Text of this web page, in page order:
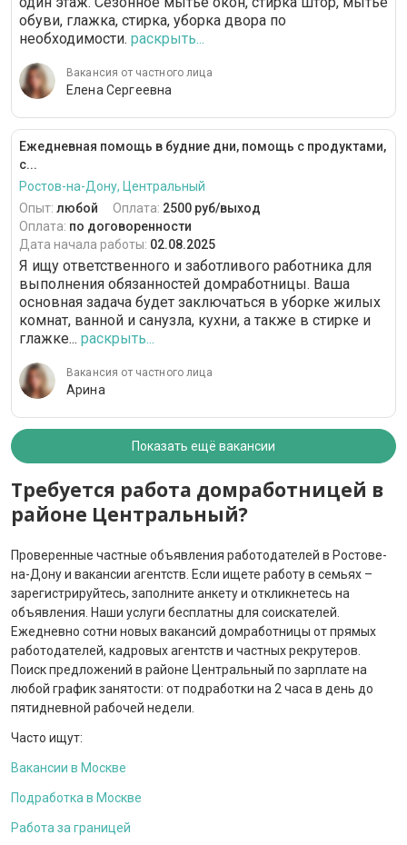
обуви, глажка, стирка, уборка двора по
необходимости. раскрыть...
Вакансия от частного лица
Елена Сергеевна
Ежедневная помощь в будние дни, помощь с продуктами,
с...
Ростов-на-Дону, Центральный
Опыт: любой Оплата: 2500 руб/выход
Оплата: по договоренности
Дата начала работы: 02.08.2025
Я ищу ответственного и заботливого работника для
выполнения обязанностей домработницы. Ваша
основная задача будет заключаться в уборке жилых
комнат, ванной и санузла, кухни, а также в стирке и
глажке... раскрыть...
Вакансия от частного лица
Арина
Показать ещё вакансии
Требуется работа домработницей в
районе Центральный?
Проверенные частные объявления работодателей в Ростове-
на-Дону и вакансии агентств. Если ищете работу в семьях –
зарегистрируйтесь, заполните анкету и откликнетесь на
объявления. Наши услуги бесплатны для соискателей.
Ежедневно сотни новых вакансий домработницы от прямых
работодателей, кадровых агентств и частных рекрутеров.
Поиск предложений в районе Центральный по зарплате на
любой график занятости: от подработки на 2 часа в день до
пятидневной рабочей недели.
Часто ищут:
Вакансии в Москве
Подработка в Москве
Работа за границей